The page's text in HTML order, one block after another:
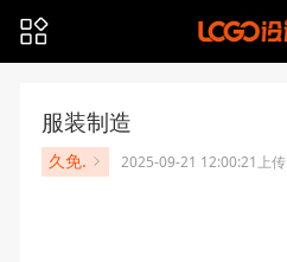
服装制造
久免. 2025-09-21 12:00:21上传